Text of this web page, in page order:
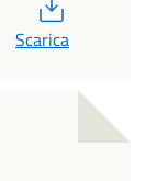
Scarica